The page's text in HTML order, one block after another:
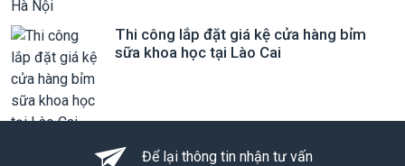
Thi công lắp đặt giá kệ cửa hàng bỉm
sữa khoa học tại Lào Cai
Để lại thông tin nhận tư vấn